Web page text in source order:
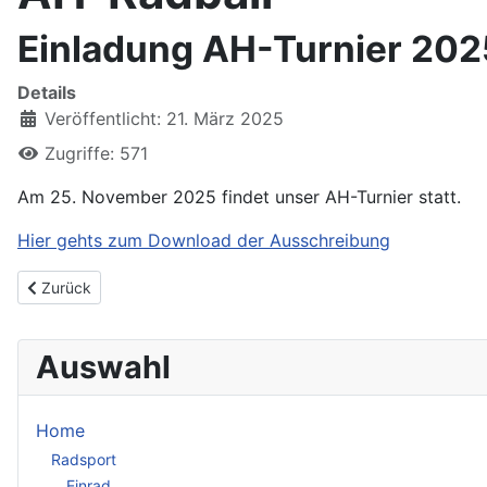
Einladung AH-Turnier
Details
Veröffentlicht: 21. März 2025
Zugriffe: 571
Am 25. November 2025 findet unser AH-Turnier statt.
Hier gehts zum Download der Ausschreibung
Vorheriger Beitrag: AH-Turnier 2026
Zurück
Auswahl
Home
Radsport